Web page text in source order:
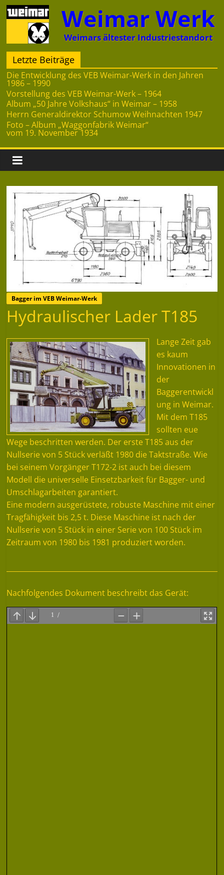
Zum
Inhalt
springen
Weimar Werk
Weimars ältester Industriestandort
Letzte Beiträge
Die Entwicklung des VEB Weimar-Werk in den Jahren
1986 – 1990
Vorstellung des VEB Weimar-Werk – 1964
Album „50 Jahre Volkshaus“ in Weimar – 1958
Herrn Generaldirektor Schumow Weihnachten 1947
Foto – Album „Waggonfabrik Weimar“
vom 19. November 1934
Bagger im VEB Weimar-Werk
Hydraulischer Lader T185
Lange Zeit gab
es kaum
Innovationen in
der
Baggerentwickl
ung in Weimar.
Mit dem T185
sollten eue
Wege beschritten werden. Der erste T185 aus der
Nullserie von 5 Stück verläßt 1980 die Taktstraße. Wie
bei seinem Vorgänger T172-2 ist auch bei diesem
Modell die universelle Einsetzbarkeit für Bagger- und
Umschlagarbeiten garantiert.
Eine modern ausgerüstete, robuste Maschine mit einer
Tragfähigkeit bis 2,5 t. Diese Maschine ist nach der
Nullserie von 5 Stück in einer Serie von 100 Stück im
Zeitraum von 1980 bis 1981 produziert worden.
Nachfolgendes Dokument beschreibt das Gerät: